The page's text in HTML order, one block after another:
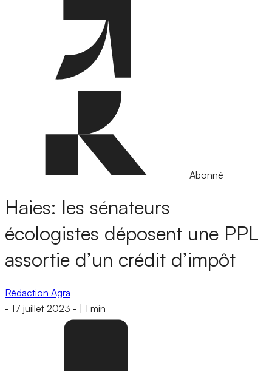
Abonné
Haies: les sénateurs
écologistes déposent une PPL
assortie d’un crédit d’impôt
Rédaction Agra
- 17 juillet 2023 - 1 min